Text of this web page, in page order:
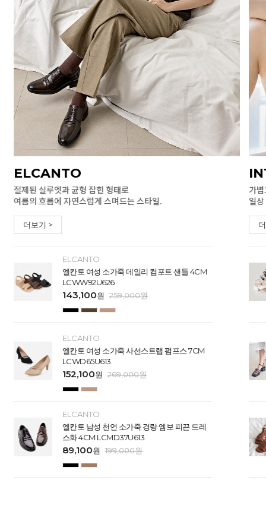
ELCANTO
절제된 실루엣과 균형 잡힌 형태로
여름의 흐름에 자연스럽게 스며드는 스타일.
더보기 >
ELCANTO
엘칸토 여성 소가죽 데일리 컴포트 샌들 4CM
LCWW92U626
143,100원 259,000원
ELCANTO
엘칸토 여성 소가죽 사선스트랩 펌프스 7CM
LCWD65U613
152,100원 269,000원
ELCANTO
엘칸토 남성 천연 소가죽 경량 엠보 피끈 드레
스화 4CM LCMD37U613
89,100원 199,000원
가
일